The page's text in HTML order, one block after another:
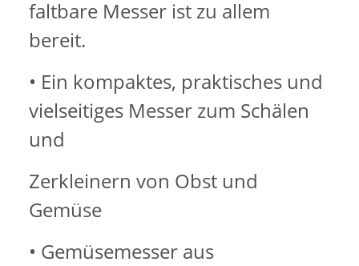
faltbare Messer ist zu allem
bereit.
• Ein kompaktes, praktisches und
vielseitiges Messer zum Schälen
und
Zerkleinern von Obst und
Gemüse
• Gemüsemesser aus